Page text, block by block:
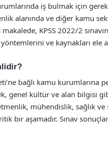
iş bulmak için
alanında ve diğer kamu
KPSS 2022/2
ve kaynakları ele
bağlı kamu kurumlarına
genel kültür ve alan bilgisi
mühendislik, sağlık
bir aşamadır. Sınav